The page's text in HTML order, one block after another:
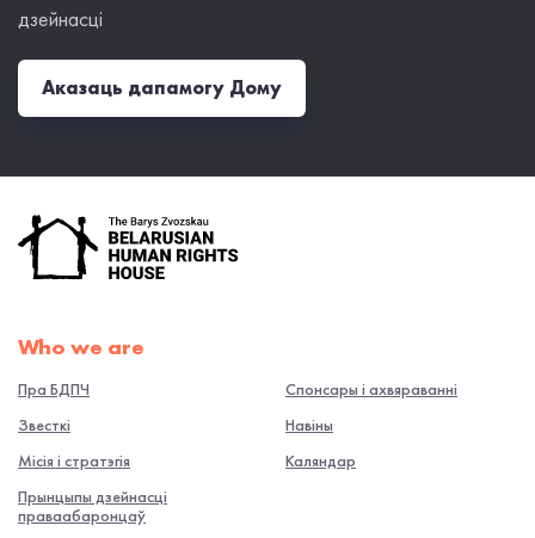
дзейнасці
Аказаць дапамогу Дому
Who we are
Пра БДПЧ
Звесткі
Місія і стратэгія
Прынцыпы дзейнасці
праваабаронцаў
Спонсары і ахвяраванні
Навiны
Каляндар